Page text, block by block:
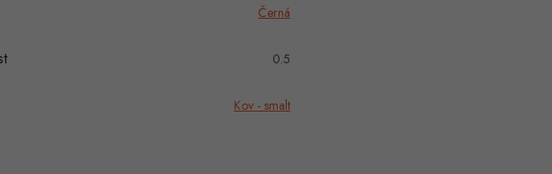
Černá
0.5
Kov - smalt